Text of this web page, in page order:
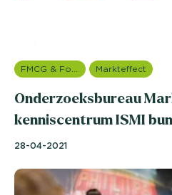
Markteffect
Onderzoeksbureau
kenniscentrum ISMI
28-04-2021